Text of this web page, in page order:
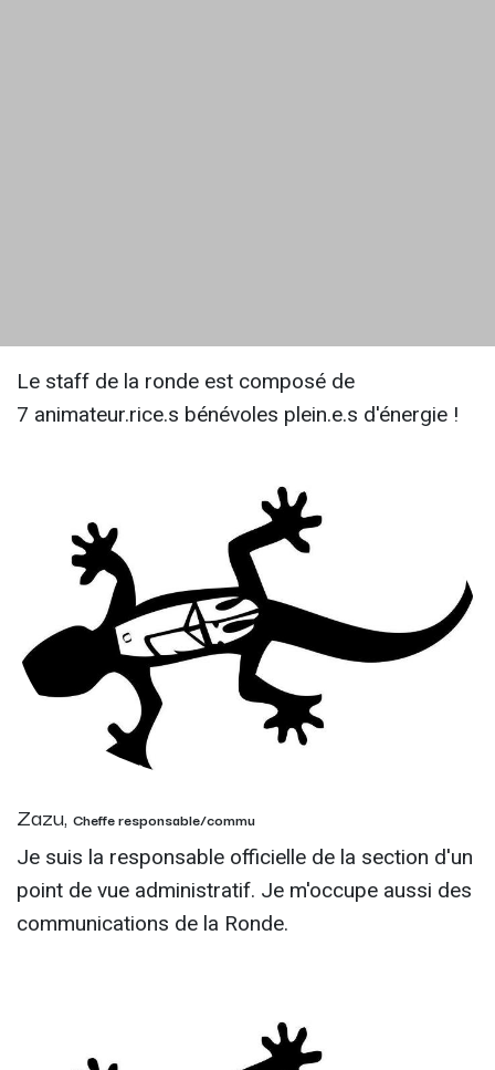
Le staff de la ronde est composé de
7 animateur.rice.s bénévoles plein.e.s d'énergie !
Zazu, Cheffe responsable/commu
Je suis la responsable officielle de la section d'un
point de vue administratif. Je m'occupe aussi des
communications de la Ronde.